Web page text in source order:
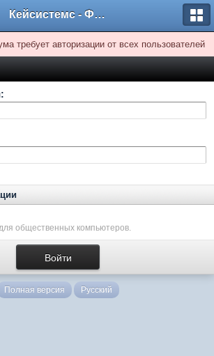
Кейсистемс - Форумы
требует авторизации от всех пользователей
общественных компьютеров.
Полная версия Русский